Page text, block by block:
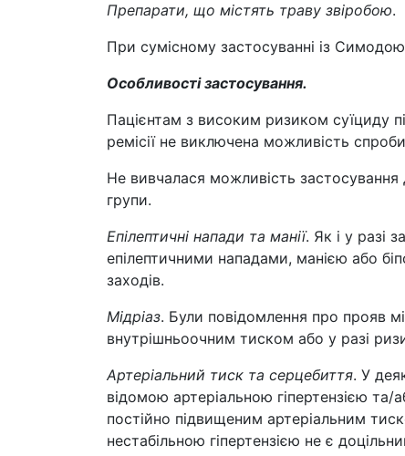
Препарати, що містять траву звіробою.
При сумісному застосуванні із Симодою
Особливості застосування.
Пацієнтам з високим ризиком суїциду
ремісії не виключена можливість
Не вивчалася можливість застосування
групи.
Епілептичні напади та манії. Як і у разі
епілептичними нападами, манією або
заходів.
Мідріаз. Були повідомлення про прояв
внутрішньоочним тиском або у разі
Артеріальний тиск та серцебиття. У
відомою артеріальною гіпертензією
постійно підвищеним артеріальним
нестабільною гіпертензією не є